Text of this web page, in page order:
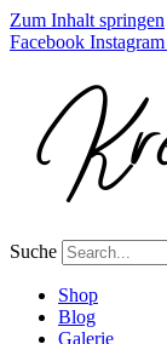
Zum Inhalt springen
Facebook Instagram
Suche
Shop
Blog
Galerie